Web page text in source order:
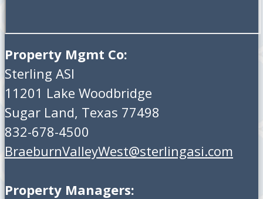
Property Mgmt Co:
Sterling ASI
11201 Lake Woodbridge
Sugar Land, Texas 77498
832-678-4500
BraeburnValleyWest@sterlingasi.com
Property Managers: